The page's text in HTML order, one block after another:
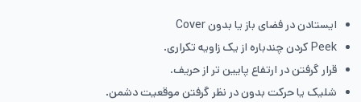
ایستادن در فضای باز یا بدون Cover
Peek کردن چندباره از یک زاویه‌ تکراری.
قرار گرفتن در ارتفاع پایین تر از حریف.
شلیک یا حرکت بدون در نظر گرفتن موقعیت دشمن.